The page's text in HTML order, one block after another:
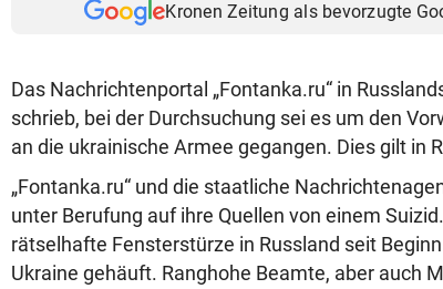
Kronen Zeitung als bevorzugte
Das Nachrichtenportal „Fontanka.ru“ in
schrieb, bei der Durchsuchung sei es um den
an die ukrainische Armee gegangen. Dies gilt in
„Fontanka.ru“ und die staatliche
unter Berufung auf ihre Quellen von einem
rätselhafte Fensterstürze in Russland seit
Ukraine gehäuft. Ranghohe Beamte, aber auch